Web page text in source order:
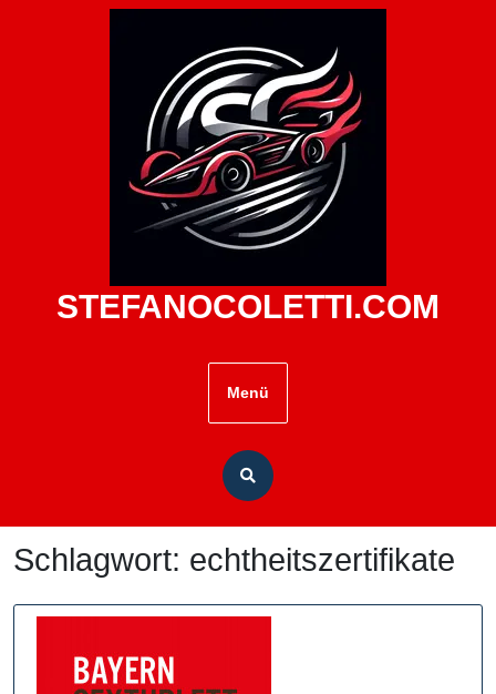
STEFANOCOLETTI.COM
Menü
Schlagwort: echtheitszertifikate